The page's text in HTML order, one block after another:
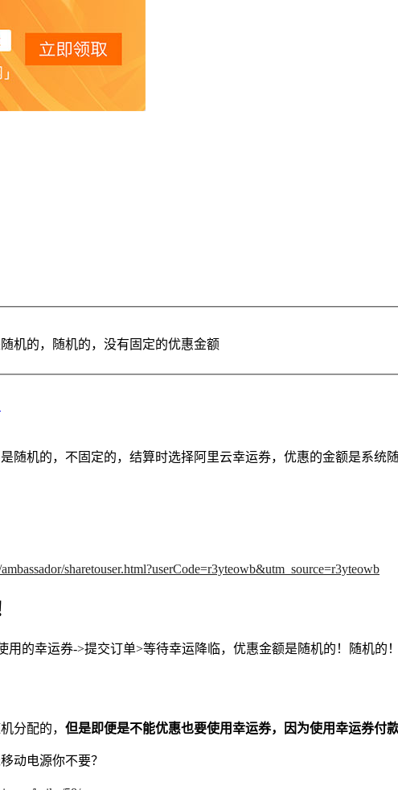
机的，随机的，没有固定的优惠金额
随机的，不固定的，结算时选择阿里云幸运券，优惠的金额是系统随
sharetouser.html?userCode=r3yteowb&utm_source=r3yteowb
的幸运券->提交订单>等待幸运降临，优惠金额是随机的！随机的！
分配的， 但是即便是不能优惠也要使用幸运券，因为使用幸运券付
动电源你不要？